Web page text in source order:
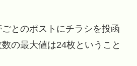
とのポストにチラシを投函
の最大値は24枚ということ